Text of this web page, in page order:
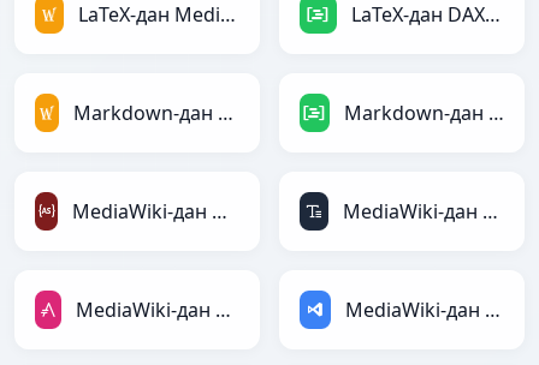
LaTeX-дан MediaWiki-ға LaTeX-дан DAX-ға
Markdown-дан MediaWiki-ға Markdown-дан DAX-ға
MediaWiki-дан ActionScript-ға MediaWiki-дан ASCII-ға
MediaWiki-дан AsciiDoc-ға MediaWiki-дан ASP-ға